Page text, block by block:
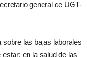
general de UGT-
las bajas laborales
en la salud de las